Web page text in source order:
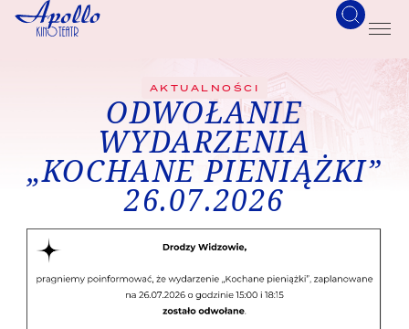
AKTUALNOŚCI
ODWOŁANIE
WYDARZENIA
„KOCHANE PIENIĄŻKI”
26.07.2026